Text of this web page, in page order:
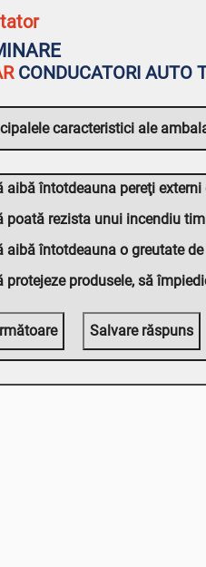
CONDUCATORI AUTO
caracteristici ale
aibă întotdeauna pereţi
poată rezista unui incendiu
aibă întotdeauna o greutate
protejeze produsele, să
Salvare răspuns